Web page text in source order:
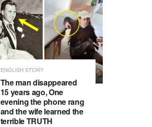
ENGLISH STORY
The man disappeared
15 years ago, One
evening the phone rang
and the wife learned the
terrible TRUTH